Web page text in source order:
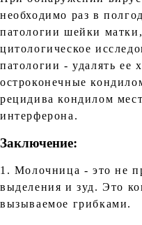
необходимо раз в
патологии шейки
цитологическое
патологии - удалять ее
остроконечные
рецидива кондилом
интерферона.
Заключение:
1. Молочница - это не
выделения и зуд. Это
вызываемое грибками.